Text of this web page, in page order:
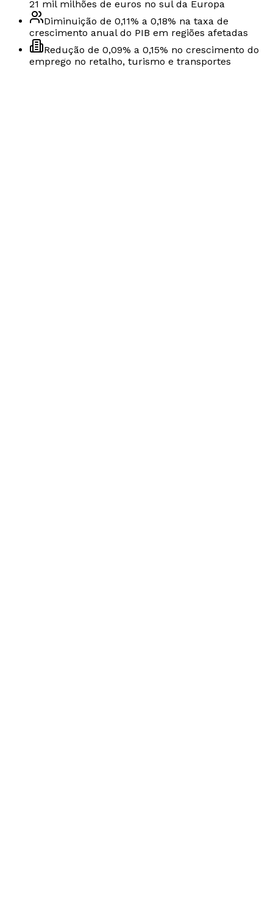
21 mil milhões de euros no sul da Europa
Diminuição de 0,11% a 0,18% na taxa de
crescimento anual do PIB em regiões afetadas
Redução de 0,09% a 0,15% no crescimento do
emprego no retalho, turismo e transportes